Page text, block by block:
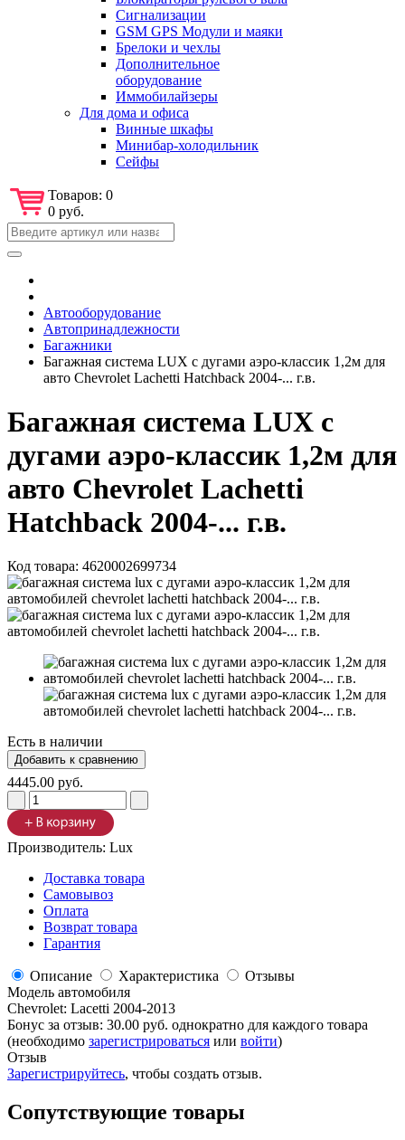
Сигнализации
GSM GPS Модули и маяки
Брелоки и чехлы
Дополнительное
оборудование
Иммобилайзеры
Для дома и офиса
Винные шкафы
Минибар-холодильник
Сейфы
Товаров: 0
0 руб.
Автооборудование
Автопринадлежности
Багажники
Багажная система LUX с дугами аэро-классик 1,2м для
авто Chevrolet Lachetti Hatchback 2004-... г.в.
Багажная система LUX с
дугами аэро-классик 1,2м для
авто Chevrolet Lachetti
Hatchback 2004-... г.в.
Код товара: 4620002699734
Есть в наличии
4445.00 руб.
Производитель: Lux
Доставка товара
Самовывоз
Оплата
Возврат товара
Гарантия
Описание Характеристика
Отзывы
Модель автомобиля
Chevrolet: Lacetti 2004-2013
Бонус за отзыв: 30.00 руб. однократно для каждого товара
(необходимо зарегистрироваться или войти)
Отзыв
Зарегистрируйтесь, чтобы создать отзыв.
Сопутствующие товары